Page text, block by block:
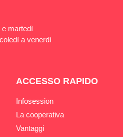
e martedì
a venerdì
ACCESSO RAPIDO
Infosession
La cooperativa
Vantaggi